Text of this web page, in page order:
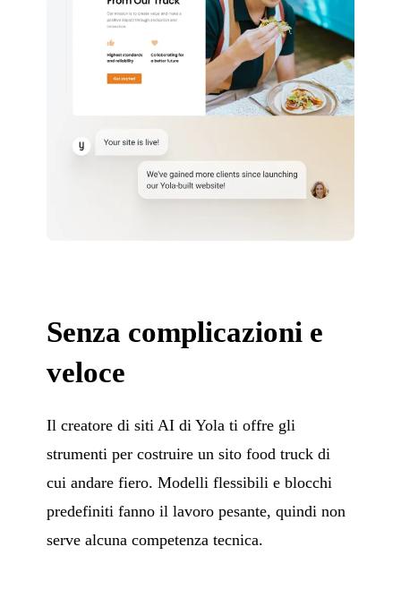
Senza complicazioni e
veloce
Il creatore di siti AI di Yola ti offre gli
strumenti per costruire un sito food truck di
cui andare fiero. Modelli flessibili e blocchi
predefiniti fanno il lavoro pesante, quindi non
serve alcuna competenza tecnica.